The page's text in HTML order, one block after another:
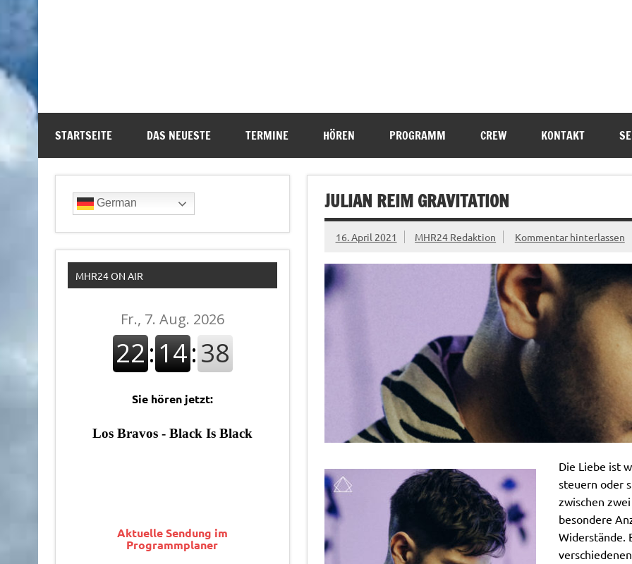
STARTSEITE DAS NEUESTE TERMINE HÖREN PROGRAMM CREW KONTAKT
JULIAN REIM GRAVITATION
16. April 2021 MHR24 Redaktion Kommentar hinterlassen
Die Liebe ist
steuern oder
zwischen
besondere
Widerstände.
German
MHR24 ON AIR
Sie hören jetzt:
Aktuelle Sendung im
Programmplaner